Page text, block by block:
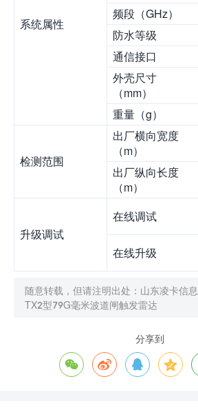
系统属性
频段（GHz）
防水等级
通信接口
外壳尺寸
（mm）
重量（g）
检测范围
出厂横向宽度
（m）
出厂纵向长度
（m）
升级调试
在线调试
在线升级
随意转载，但请注明出处： 山东凌卡信
TX2型79G毫米波道闸触发雷达
分享到
   